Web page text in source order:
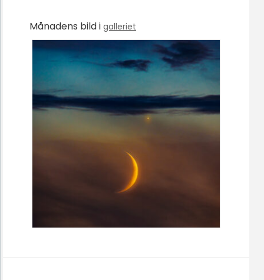
Månadens bild i galleriet